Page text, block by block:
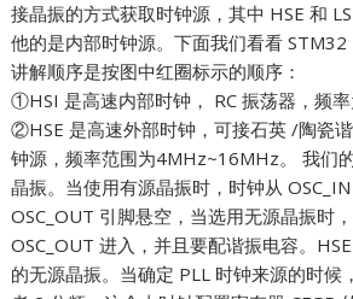
接晶振的方式获取时钟源，其中 HSE 和
他的是内部时钟源。下面我们看看
讲解顺序是按图中红圈标示的顺序：
①HSI 是高速内部时钟， RC 振荡器，频率
②HSE 是高速外部时钟，可接石英 /陶瓷
钟源，频率范围为4MHz~16MHz。 我们
晶振。当使用有源晶振时，时钟从 OSC_IN
OSC_OUT 引脚悬空，当选用无源晶振时
OSC_OUT 进入，并且要配谐振电容。
的无源晶振。当确定 PLL 时钟来源的时候